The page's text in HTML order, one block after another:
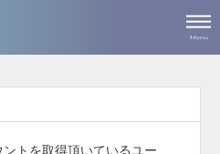
トを取得頂いているユー